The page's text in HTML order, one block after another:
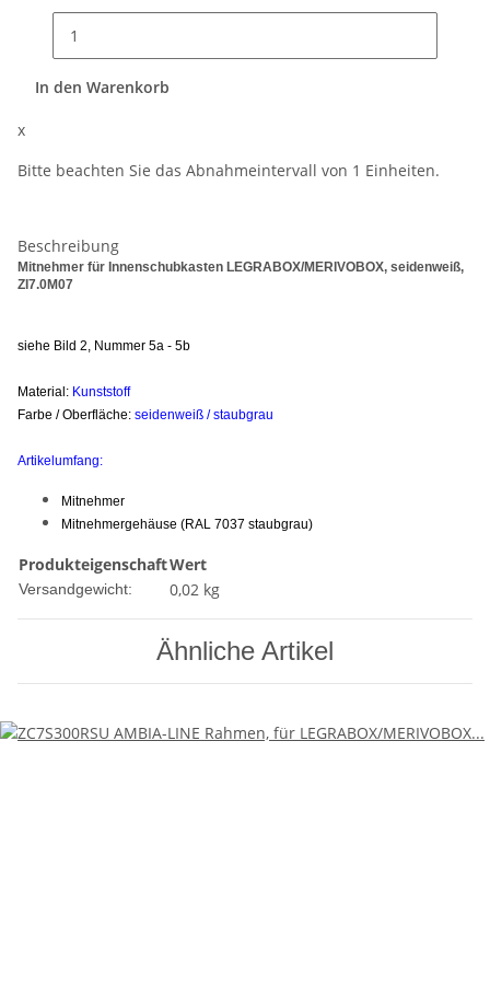
In den Warenkorb
x
Bitte beachten Sie das Abnahmeintervall von 1 Einheiten.
Beschreibung
Mitnehmer für Innenschubkasten LEGRABOX/MERIVOBOX, seidenweiß,
ZI7.0M07
siehe Bild 2, Nummer 5a - 5b
Material: Kunststoff
Farbe / Oberfläche: seidenweiß / staubgrau
Artikelumfang:
Mitnehmer
Mitnehmergehäuse (RAL 7037 staubgrau)
ProdukteigenschaftWert
Versandgewicht: 0,02 kg
Ähnliche Artikel